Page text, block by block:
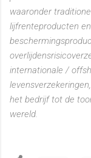
waaronder
lijfrenteproducten
internationale /
het bedrijf tot de
wereld.